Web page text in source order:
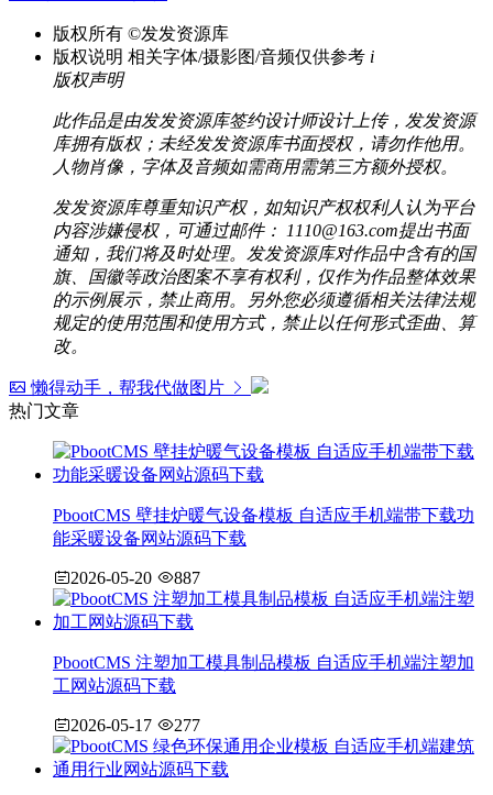
版权所有 ©发发资源库
版权说明 相关字体/摄影图/音频仅供参考 i
版权声明
此作品是由发发资源库签约设计师设计上传，发发资源
库拥有版权；未经发发资源库书面授权，请勿作他用。
人物肖像，字体及音频如需商用需第三方额外授权。
发发资源库尊重知识产权，如知识产权权利人认为平台
内容涉嫌侵权，可通过邮件： 1110@163.com提出书面
通知，我们将及时处理。发发资源库对作品中含有的国
旗、国徽等政治图案不享有权利，仅作为作品整体效果
的示例展示，禁止商用。另外您必须遵循相关法律法规
规定的使用范围和使用方式，禁止以任何形式歪曲、算
改。
懒得动手，帮我代做图片
热门文章
PbootCMS 壁挂炉暖气设备模板 自适应手机端带下载功
能采暖设备网站源码下载
2026-05-20 887
PbootCMS 注塑加工模具制品模板 自适应手机端注塑加
工网站源码下载
2026-05-17 277